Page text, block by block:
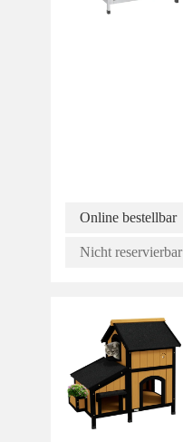
Online bestellbar
Nicht reservierbar